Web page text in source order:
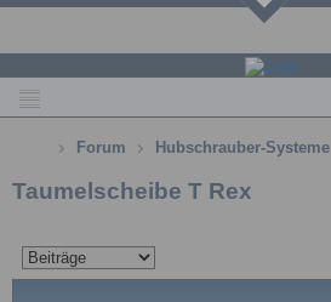
Forum Hubschrauber-Systeme
Taumelscheibe T Rex